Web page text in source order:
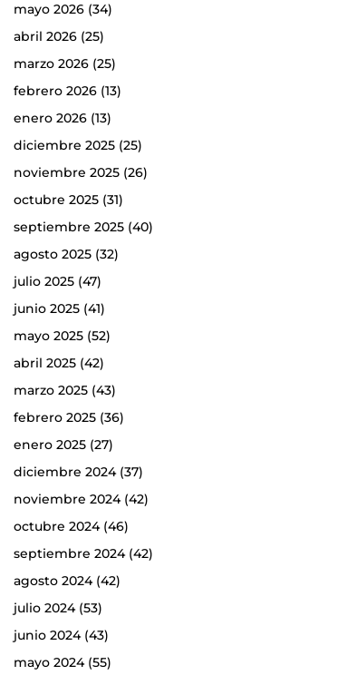
mayo 2026(34)
abril 2026(25)
marzo 2026(25)
febrero 2026(13)
enero 2026(13)
diciembre 2025(25)
noviembre 2025(26)
octubre 2025(31)
septiembre 2025(40)
agosto 2025(32)
julio 2025(47)
junio 2025(41)
mayo 2025(52)
abril 2025(42)
marzo 2025(43)
febrero 2025(36)
enero 2025(27)
diciembre 2024(37)
noviembre 2024(42)
octubre 2024(46)
septiembre 2024(42)
agosto 2024(42)
julio 2024(53)
junio 2024(43)
mayo 2024(55)